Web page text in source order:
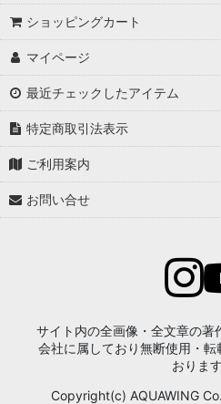
ショッピングカート
マイページ
最近チェックしたアイテム
特定商取引法表示
ご利用案内
お問い合せ
サイト内の全画像・全文章の著
会社に属しており無断使用・
おります
Copyright(c) AQUAWING